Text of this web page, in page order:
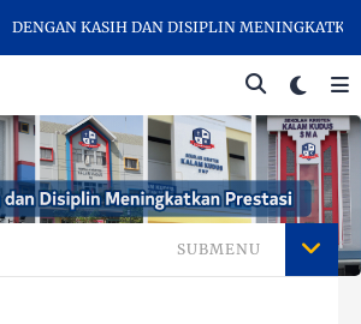
DENGAN KASIH DAN DISIPLIN MENINGKATKAN
SUBMENU